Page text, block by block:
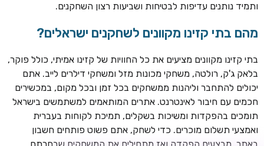
חבילת קבלת פנים: בונוס 100% עד 300€ + 100 ספיני בונוס על
ההפקדה הראשונה
CASOO
בונוס מתגלגל עד 2,000 ₪ + 200 ספינים חינם לשחקנים
חדשים
ROYSPINS
חינם על ההפקדות הראשונות
ותמיד נותנים עדיפות לבטיחות ושביעות רצון השחקנים.
מהם בתי קזינו מקוונים לשחקנים ישראלים?
בתי קזינו מקוונים מציעים את כל החוויות של קזינו אמיתי, כולל פוקר,
בלאק ג'ק, רולטה, משחקי מכונות מזל ומשחקי דילרים לייב. אתם
יכולים להתחבר וליהנות ממשחקים בכל זמן ובכל מקום, במכשירים
חכמים עם חיבור לאינטרנט. אתרים המותאמים למשתמשים בישראל
תומכים בהפקדות ומשיכות בשקלים, תמיכת לקוחות בעברית
ואמצעי תשלום מוכרים. כדי לשחק, אתם פשוט פותחים חשבון